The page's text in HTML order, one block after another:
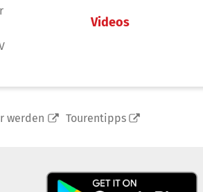
Videos
werden Tourentipps